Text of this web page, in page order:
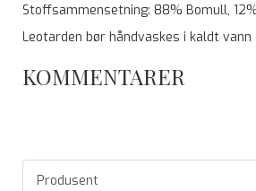
Stoffsammensetning: 88% Bomull,
Leotarden bør håndvaskes i kaldt
KOMMENTARER
Produsent